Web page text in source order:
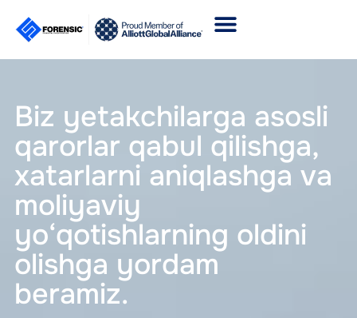
Biz yetakchilarga asosli
qarorlar qabul qilishga,
xatarlarni aniqlashga va
moliyaviy
yo‘qotishlarning oldini
olishga yordam
beramiz.